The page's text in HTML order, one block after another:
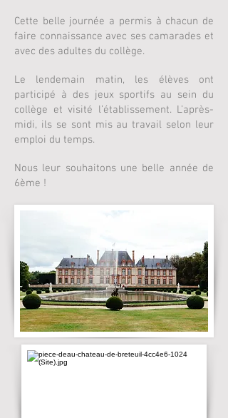
Cette belle journée a permis à chacun de
faire connaissance avec ses camarades et
avec des adultes du collège.
Le lendemain matin, les élèves ont
participé à des jeux sportifs au sein du
collège et visité l’établissement. L’après-
midi, ils se sont mis au travail selon leur
emploi du temps.
Nous leur souhaitons une belle année de
6ème !